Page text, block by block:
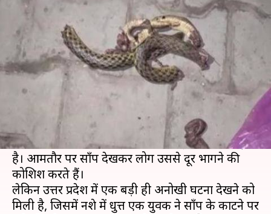
नशे में धुत्त व्यक्ति को सांप ने काटा
तो व्यक्ति ने उल्टा सांप को काट लिया
लेखन प्रदीप मौर्य Jul 29, 2019 07:18 pm
क्या है खबर?
कई ख़तरनाक जीवों में से साँप भी एक है। साँप का नाम
सुनते ही अक्सर कई लोगों की हालत ख़राब हो जाती है।
साँप ज़हरीला है या नहीं, इस बात से कोई फ़र्क़ नहीं पड़ता
है। आमतौर पर साँप देखकर लोग उससे दूर भागने की
कोशिश करते हैं।
लेकिन उत्तर प्रदेश में एक बड़ी ही अनोखी घटना देखने को
मिली है, जिसमें नशे में धुत्त एक युवक ने साँप के काटने पर